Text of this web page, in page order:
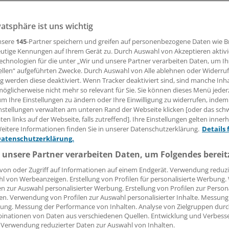
an der Mannheimer Uniklinik geht in eine neue
gegen die Klinik vor Gericht.
16:53 Uhr
Zusammenhang mit den staatsanwaltschaftlichen
am Mannheimer Uni-Klinikumwurde nun Anzeige in
der fahrlässigen Körperverletzung erstattet.
Allgemeinarzt Dr. Matthias Schiffer, der sich auf
hatte im September 2013 zwei junge Leistungssportler
Op an das Mannheimer Klinikum überwiesen.
ist uns wichtig
145-Partner speichern und greifen auf personenbezogene Daten wie
Kennungen auf Ihrem Gerät zu. Durch Auswahl von Akzeptieren
für die unter „Wir und unsere Partner verarbeiten Daten, um
aufgeführten Zwecke. Durch Auswahl von Alle ablehnen oder
werden diese deaktiviert. Wenn Tracker deaktiviert sind, sind manche
nicht mehr so relevant für Sie. Sie können dieses Menü
Ihre Einstellungen zu ändern oder Ihre Einwilligung zu widerrufen, indem
verwalten am unteren Rand der Webseite klicken [oder das
links auf der Webseite, falls zutreffend]. Ihre Einstellungen gelten
Informationen finden Sie in unserer Datenschutzerklärung. Details
Partner verarbeiten Daten, um Folgendes
oder Zugriff auf Informationen auf einem Endgerät. Verwendung
von Werbeanzeigen. Erstellung von Profilen für personalisierte
zur Auswahl personalisierter Werbung. Erstellung von Profilen zur
Verwendung von Profilen zur Auswahl personalisierter Inhalte.
Messung der Performance von Inhalten. Analyse von Zielgruppen
von Daten aus verschiedenen Quellen. Entwicklung und
reduzierter Daten zur Auswahl von Inhalten.